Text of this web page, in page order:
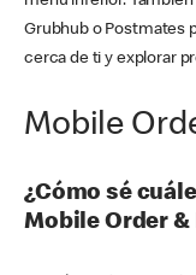
Grubhub o Postmates
cerca de ti y explorar
Mobile
¿Cómo sé
Mobile Order &